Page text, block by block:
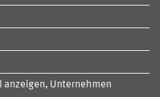
Unternehmen